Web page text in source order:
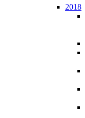
2018